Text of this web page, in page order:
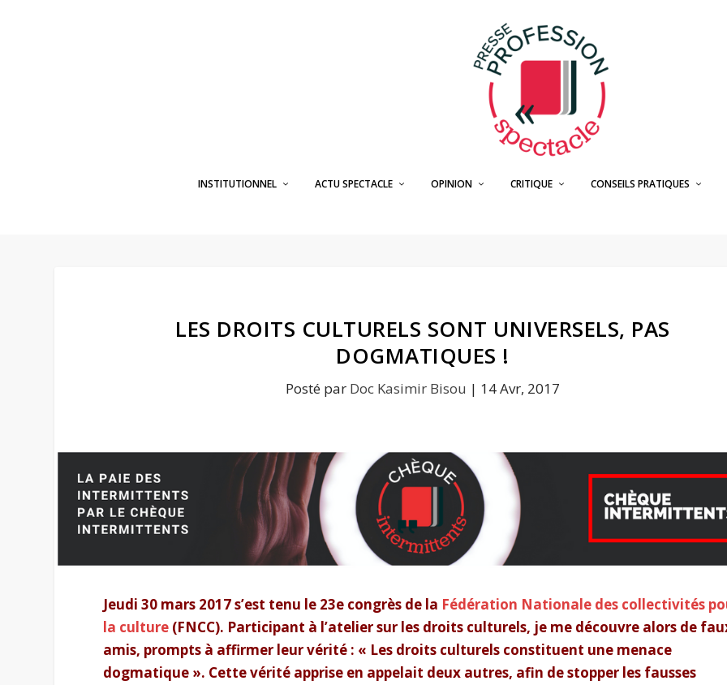
INSTITUTIONNEL ACTU SPECTACLE OPINION CRITIQUE CONSEILS PRATIQUES
LES DROITS CULTURELS SONT UNIVERSELS, PAS
DOGMATIQUES !
Posté par Doc Kasimir Bisou | 14 Avr, 2017
Jeudi 30 mars 2017 s’est tenu le 23e congrès de la Fédération Nationale des collectivités
la culture (FNCC). Participant à l’atelier sur les droits culturels, je me découvre alors de
amis, prompts à affirmer leur vérité : « Les droits culturels constituent une menace
dogmatique ». Cette vérité apprise en appelait deux autres, afin de stopper les fausses